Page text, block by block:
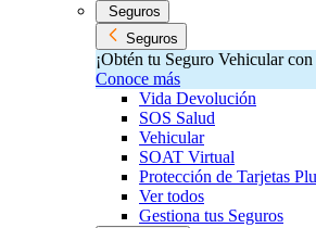
Seguros
Seguros
¡Obtén tu Seguro Vehicular
Conoce más
Vida Devolución
SOS Salud
Vehicular
SOAT Virtual
Protección de Tarjetas
Ver todos
Gestiona tus Seguros